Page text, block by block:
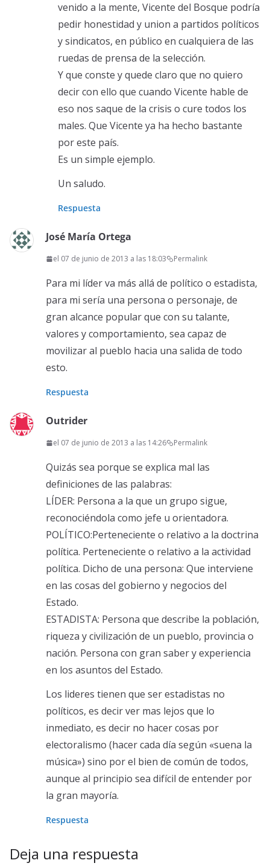
venido a la mente, Vicente del Bosque podría
pedir honestidad y union a partidos políticos
y sindicatos, en público en cualquiera de las
ruedas de prensa de la selección.
Y que conste y quede claro que no quiero
decir con ello que cuando Vicente hable de
eso nos saque de la crisis o cure todos los
males. Que Vicente ya ha hecho bastante
por este país.
Es un simple ejemplo.
Un saludo.
Respuesta
José María Ortega
el 07 de junio de 2013 a las 18:03 Permalink
Para mi líder va más allá de político o estadista,
para mi sería una persona o personaje, de
gran alcance popular que con su talante,
valores y comportamiento, sea capaz de
movilizar al pueblo hacia una salida de todo
esto.
Respuesta
Outrider
el 07 de junio de 2013 a las 14:26 Permalink
Quizás sea porque se explica mal las
definiciones de las palabras:
LÍDER: Persona a la que un grupo sigue,
reconociéndola como jefe u orientadora.
POLÍTICO:Perteneciente o relativo a la doctrina
política. Perteneciente o relativo a la actividad
política. Dicho de una persona: Que interviene
en las cosas del gobierno y negocios del
Estado.
ESTADISTA: Persona que describe la población,
riqueza y civilización de un pueblo, provincia o
nación. Persona con gran saber y experiencia
en los asuntos del Estado.
Los lideres tienen que ser estadistas no
políticos, es decir ver mas lejos que lo
inmediato, es decir no hacer cosas por
electoralismo (hacer cada día según «suena la
música») sino por el bien de común de todos,
aunque al principio sea difícil de entender por
la gran mayoría.
Respuesta
Deja una respuesta